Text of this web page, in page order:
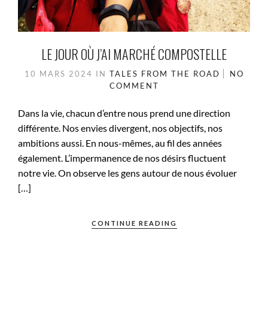
LE JOUR OÙ J’AI MARCHÉ COMPOSTELLE
10 MARS 2024 IN TALES FROM THE ROAD
NO
COMMENT
Dans la vie, chacun d’entre nous prend une direction
différente. Nos envies divergent, nos objectifs, nos
ambitions aussi. En nous-mêmes, au fil des années
également. L’impermanence de nos désirs fluctuent
notre vie. On observe les gens autour de nous évoluer
[…]
CONTINUE READING